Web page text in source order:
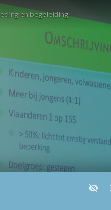
en begeleiding